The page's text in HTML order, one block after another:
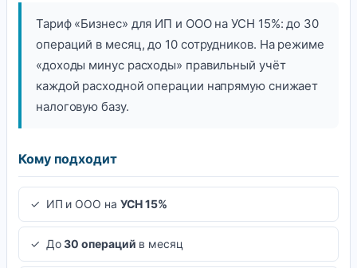
Тариф «Бизнес» для ИП и ООО на УСН 15%: до 30
операций в месяц, до 10 сотрудников. На режиме
«доходы минус расходы» правильный учёт
каждой расходной операции напрямую снижает
налоговую базу.
Кому подходит
✓ ИП и ООО на УСН 15%
✓ До30 операций в месяц